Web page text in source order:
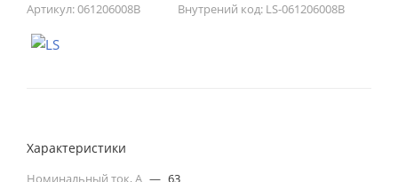
Артикул:061206008B Внутрений код: LS-061206008B
Характеристики
Номинальный ток, А — 63